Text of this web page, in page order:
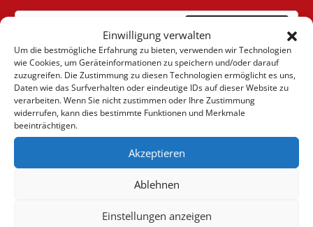
Einwilligung verwalten
Um die bestmögliche Erfahrung zu bieten, verwenden wir Technologien
wie Cookies, um Geräteinformationen zu speichern und/oder darauf
zuzugreifen. Die Zustimmung zu diesen Technologien ermöglicht es uns,
Daten wie das Surfverhalten oder eindeutige IDs auf dieser Website zu
verarbeiten. Wenn Sie nicht zustimmen oder Ihre Zustimmung
widerrufen, kann dies bestimmte Funktionen und Merkmale
beeinträchtigen.
Akzeptieren
Ablehnen
Einstellungen anzeigen
Cookie
Abonnieren
(+30) 6947901533
(+30) 2105542813